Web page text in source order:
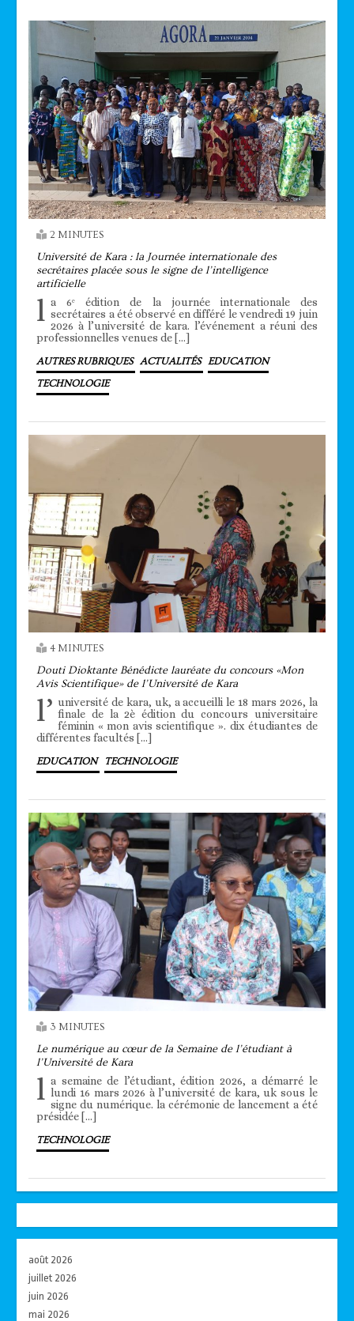
2 MINUTES
Université de Kara : la Journée internationale des
secrétaires placée sous le signe de l’intelligence
artificielle
l a 6ᵉ édition de la journée internationale des
secrétaires a été observé en différé le vendredi 19 juin
2026 à l’université de kara. l’événement a réuni des
professionnelles venues de […]
AUTRES RUBRIQUES ACTUALITÉS EDUCATION
TECHNOLOGIE
4 MINUTES
Douti Dioktante Bénédicte lauréate du concours «Mon
Avis Scientifique» de l’Université de Kara
l’ université de kara, uk, a accueilli le 18 mars 2026, la
finale de la 2è édition du concours universitaire
féminin « mon avis scientifique ». dix étudiantes de
différentes facultés […]
EDUCATION TECHNOLOGIE
3 MINUTES
Le numérique au cœur de la Semaine de l’étudiant à
l’Université de Kara
l a semaine de l’étudiant, édition 2026, a démarré le
lundi 16 mars 2026 à l’université de kara, uk sous le
signe du numérique. la cérémonie de lancement a été
présidée […]
TECHNOLOGIE
août 2026
juillet 2026
juin 2026
mai 2026